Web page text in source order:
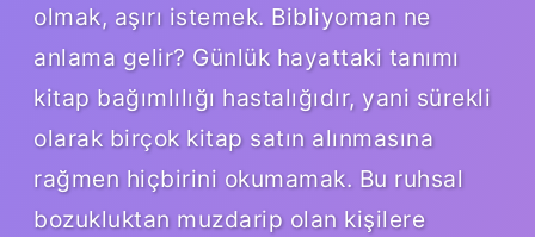
olmak, aşırı istemek. Bibliyoman ne
anlama gelir? Günlük hayattaki tanımı
kitap bağımlılığı hastalığıdır, yani sürekli
olarak birçok kitap satın alınmasına
rağmen hiçbirini okumamak. Bu ruhsal
bozukluktan muzdarip olan kişilere